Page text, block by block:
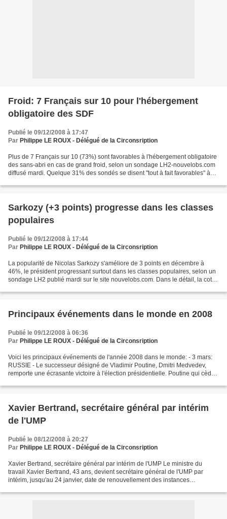
Froid: 7 Français sur 10 pour l'hébergement
obligatoire des SDF
Publié le 09/12/2008 à 17:47
Par Philippe LE ROUX - Délégué de la Circonsription
Plus de 7 Français sur 10 (73%) sont favorables à l'hébergement obligatoire
des sans-abri en cas de grand froid, selon un sondage LH2-nouvelobs.com
diffusé mardi. Quelque 31% des sondés se disent "tout à fait favorables" à
Sarkozy (+3 points) progresse dans les classes
populaires
Publié le 09/12/2008 à 17:44
Par Philippe LE ROUX - Délégué de la Circonsription
La popularité de Nicolas Sarkozy s'améliore de 3 points en décembre à
46%, le président progressant surtout dans les classes populaires, selon un
sondage LH2 publié mardi sur le site nouvelobs.com. Dans le détail, la cote
Principaux événements dans le monde en 2008
Publié le 09/12/2008 à 06:36
Par Philippe LE ROUX - Délégué de la Circonsription
Voici les principaux événements de l'année 2008 dans le monde: - 3 mars:
RUSSIE - Le successeur désigné de Vladimir Poutine, Dmitri Medvedev,
remporte une écrasante victoire à l'élection présidentielle. Poutine qui cède
Xavier Bertrand, secrétaire général par intérim
de l'UMP
Publié le 08/12/2008 à 20:27
Par Philippe LE ROUX - Délégué de la Circonsription
Xavier Bertrand, secrétaire général par intérim de l'UMP Le ministre du
travail Xavier Bertrand, 43 ans, devient secrétaire général de l'UMP par
intérim, jusqu'au 24 janvier, date de renouvellement des instances